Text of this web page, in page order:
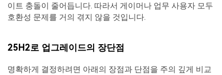
이트 충돌이 줄어듭니다. 따라서 게이머나 업무 사용자 모두
호환성 문제를 거의 겪지 않을 것입니다.
25H2로 업그레이드의 장단점
명확하게 결정하려면 아래의 장점과 단점을 주의 깊게 비교